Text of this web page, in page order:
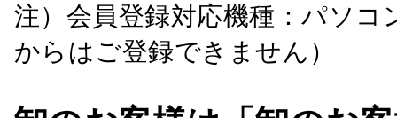
注）会員登録対応機種：パソ
からはご登録できません）